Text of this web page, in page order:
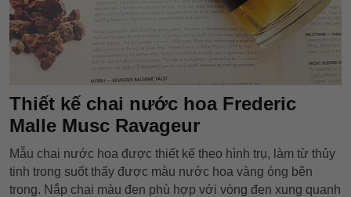
Thiết kế chai nước hoa Frederic
Malle Musc Ravageur
Mẫu chai nước hoa được thiết kế theo hình trụ, làm từ thủy
tinh trong suốt thấy được màu nước hoa vàng óng bên
trong. Nắp chai màu đen phù hợp với vòng đen xung quanh